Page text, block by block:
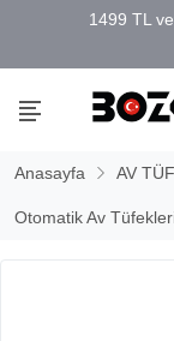
Anasayfa AV
Otomatik Av